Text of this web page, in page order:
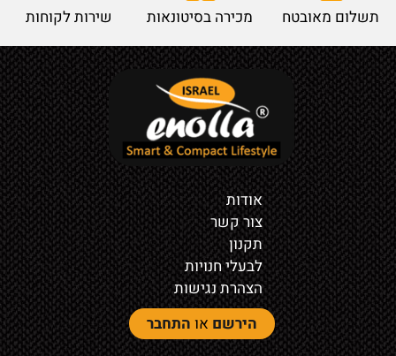
תשלום מאובטח מכירה בסיטונאות שירות לקוחות
אודות
צור קשר
תקנון
לבעלי חנויות
הצהרת נגישות
הירשם או התחבר